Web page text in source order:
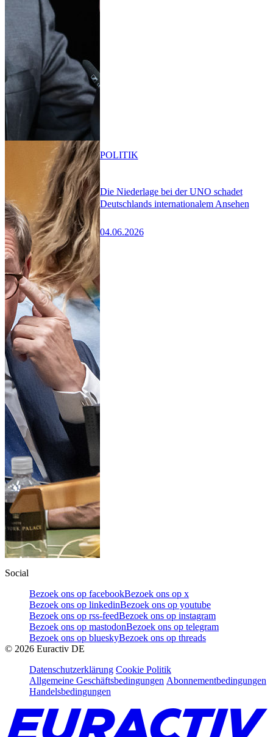
Die Niederlage bei der UNO schadet
Deutschlands internationalem Ansehen
04.06.2026
POLITIK
Social
Bezoek ons op facebookBezoek ons op x
Bezoek ons op linkedinBezoek ons op youtube
Bezoek ons op rss-feedBezoek ons op instagram
Bezoek ons op mastodonBezoek ons op telegram
Bezoek ons op blueskyBezoek ons op threads
© 2026 Euractiv DE
Datenschutzerklärung Cookie Politik
Allgemeine Geschäftsbedingungen Abonnementbedingungen
Handelsbedingungen